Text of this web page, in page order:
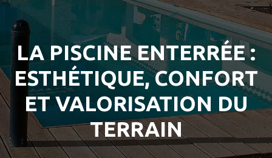
LA PISCINE ENTERRÉE :
ESTHÉTIQUE, CONFORT
ET VALORISATION DU
TERRAIN